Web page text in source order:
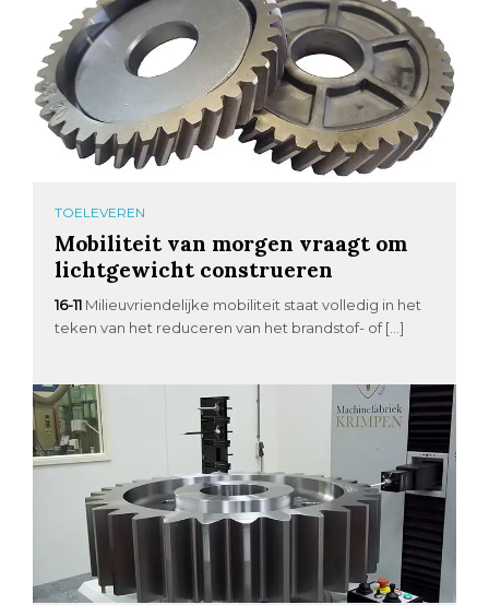
TOELEVEREN
Mobiliteit van morgen vraagt om
lichtgewicht construeren
16-11 Milieuvriendelijke mobiliteit staat volledig in het
teken van het reduceren van het brandstof- of […]